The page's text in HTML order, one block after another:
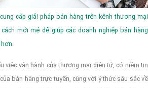
cấp giải pháp bán hàng trên kênh thương mại
mới mẻ để giúp các doanh nghiệp bán hàng
việc vận hành của thương mại điện tử, có niềm tin
bán hàng trực tuyến, cùng với ý thức sâu sắc về